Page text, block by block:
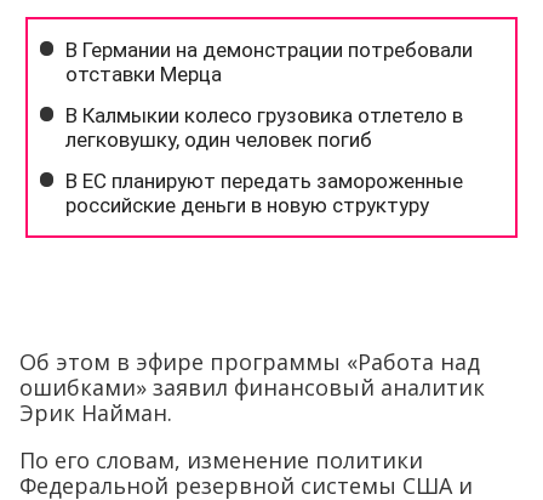
Об этом в эфире программы «Работа над
ошибками» заявил финансовый аналитик
Эрик Найман.
По его словам, изменение политики
Федеральной резервной системы США и